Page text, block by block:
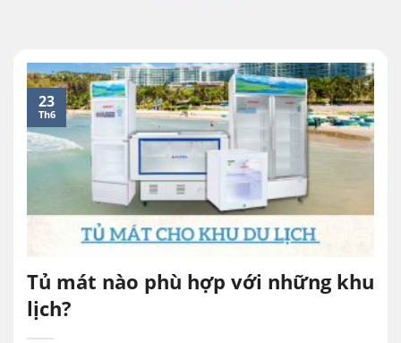
Tủ mát nào phù hợp với những khu
lịch?
23
Th6